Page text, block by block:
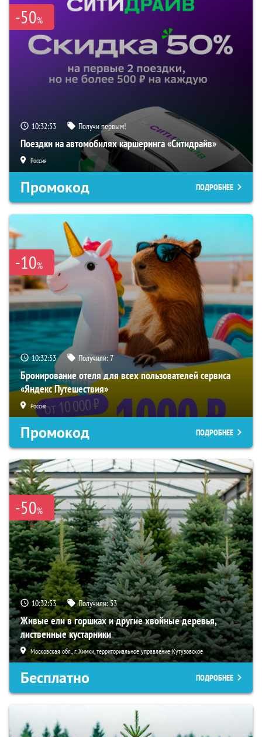
-50%
10:32:52 Получи первым!
Поездки на автомобилях каршеринга «Ситидрайв»
Россия
Промокод ПОДРОБНЕЕ
-10%
10:32:52 Получили:7
Бронирование отеля для всех пользователей сервиса
«Яндекс Путешествия»
Россия
Промокод ПОДРОБНЕЕ
-50%
10:32:52 Получили:53
Живые ели в горшках и другие хвойные деревья,
лиственные кустарники
Московская обл., г. Химки, территориальное управление Кутузовское
Бесплатно ПОДРОБНЕЕ